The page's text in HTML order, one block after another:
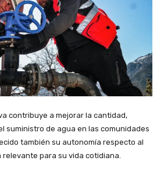
contribuye a mejorar la cantidad,
suministro de agua en las comunidades
también su autonomía respecto al
para su vida cotidiana.